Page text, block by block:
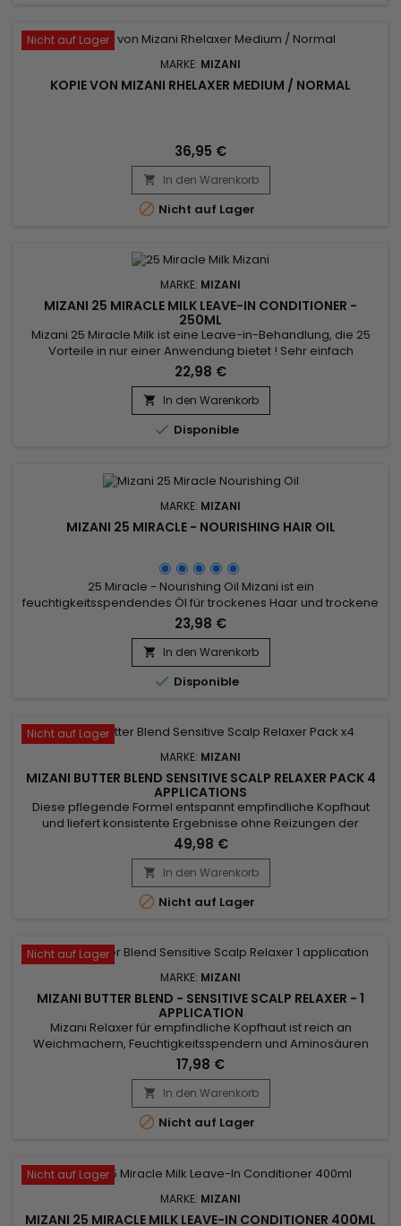
Nicht auf Lager
MARKE: MIZANI
KOPIE VON MIZANI RHELAXER MEDIUM / NORMAL
36,95 €
 In den Warenkorb
 Nicht auf Lager
MARKE: MIZANI
MIZANI 25 MIRACLE MILK LEAVE-IN CONDITIONER -
250ML
Mizani 25 Miracle Milk ist eine Leave-in-Behandlung, die 25
Vorteile in nur einer Anwendung bietet ! Sehr einfach
anzuwenden, 25 Miracle Milk hilft sanft zu entwirren und
Brüche zu reduzieren, schützt vor Feuchtigkeit und
Hitze.&nbsp; Ohne Sulfate, Alkohol, Parabene, Mineralöl
spendet es Feuchtigkeit und verleiht dem Haar Flexibilität,
während es Glanz...
22,98 €
 In den Warenkorb
 Disponible
MARKE: MIZANI
MIZANI 25 MIRACLE - NOURISHING HAIR OIL
25 Miracle - Nourishing Oil Mizani ist ein
feuchtigkeitsspendendes Öl für trockenes Haar und trockene
Spitzen. Es verleiht stumpfem, trockenem Haar Glanz, ohne
es zu beschweren. Zu 99 % biologisch abbaubare Formel mit
natürlichen Kokos-, Oliven-, Sonnenblumen- und
Jojobaölen.&nbsp; Dringt tief ein und zieht sofort ein. Macht
Ihr Haar kämmbar, glänzend...
23,98 €
 In den Warenkorb
 Disponible
Nicht auf Lager
MARKE: MIZANI
MIZANI BUTTER BLEND SENSITIVE SCALP RELAXER PACK 4
APPLICATIONS
Diese pflegende Formel entspannt empfindliche Kopfhaut
und liefert konsistente Ergebnisse ohne Reizungen der
Kopfhaut.&nbsp; Der mit einer Mischung aus Kakaobutter,
Sheabutter und Honig formulierte Mizani Butter Blend
Sensitive Scalp Relaxer glättet das Haar und pflegt es
gleichzeitig, wodurch es weich, geschmeidig und glänzend
wird.&nbsp; Mizani Butter...
49,98 €
 In den Warenkorb
 Nicht auf Lager
Nicht auf Lager
MARKE: MIZANI
MIZANI BUTTER BLEND - SENSITIVE SCALP RELAXER - 1
APPLICATION
Mizani Relaxer für empfindliche Kopfhaut ist reich an
Weichmachern, Feuchtigkeitsspendern und Aminosäuren
und macht das Haar weich, schützt es vor Haarbruch und
sorgt für eine perfekte Balance für eine perfekte Glättung.
Inhalt der Mizani Butter Blend Sensitive Scalp Rhelaxer 1
Anwendung: 1 – Glätten 213 g 1 - Mizani-Aktivator 60 ml
17,98 €
 In den Warenkorb
 Nicht auf Lager
Nicht auf Lager
MARKE: MIZANI
MIZANI 25 MIRACLE MILK LEAVE-IN CONDITIONER 400ML